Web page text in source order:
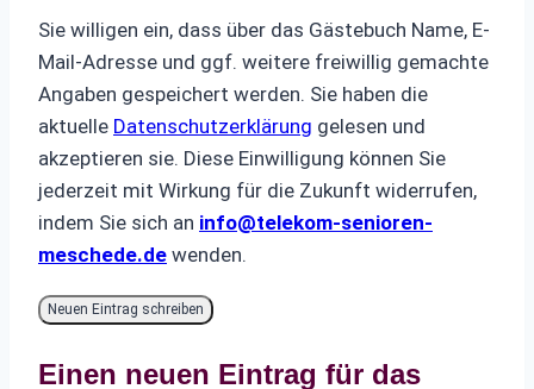
Sie willigen ein, dass über das Gästebuch Name, E-
Mail-Adresse und ggf. weitere freiwillig gemachte
Angaben gespeichert werden. Sie haben die
aktuelle Datenschutzerklärung gelesen und
akzeptieren sie. Diese Einwilligung können Sie
jederzeit mit Wirkung für die Zukunft widerrufen,
indem Sie sich an info@telekom-senioren-
meschede.de wenden.
Einen neuen Eintrag für das